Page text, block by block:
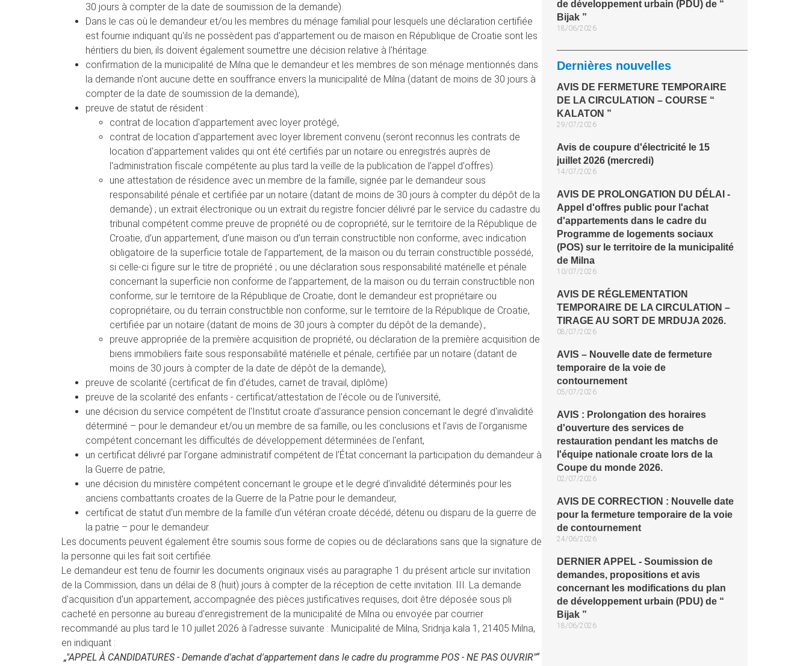
30 jours à compter de la date de soumission de la demande).
Dans le cas où le demandeur et/ou les membres du ménage familial pour lesquels une déclaration certifiée
est fournie indiquant qu'ils ne possèdent pas d'appartement ou de maison en République de Croatie sont les
héritiers du bien, ils doivent également soumettre une décision relative à l'héritage.
confirmation de la municipalité de Milna que le demandeur et les membres de son ménage mentionnés dans
la demande n'ont aucune dette en souffrance envers la municipalité de Milna (datant de moins de 30 jours à
compter de la date de soumission de la demande),
preuve de statut de résident :
contrat de location d'appartement avec loyer protégé,
contrat de location d'appartement avec loyer librement convenu (seront reconnus les contrats de
location d'appartement valides qui ont été certifiés par un notaire ou enregistrés auprès de
l'administration fiscale compétente au plus tard la veille de la publication de l'appel d'offres).
une attestation de résidence avec un membre de la famille, signée par le demandeur sous
responsabilité pénale et certifiée par un notaire (datant de moins de 30 jours à compter du dépôt de la
demande) ; un extrait électronique ou un extrait du registre foncier délivré par le service du cadastre du
tribunal compétent comme preuve de propriété ou de copropriété, sur le territoire de la République de
Croatie, d’un appartement, d’une maison ou d’un terrain constructible non conforme, avec indication
obligatoire de la superficie totale de l’appartement, de la maison ou du terrain constructible possédé,
si celle-ci figure sur le titre de propriété ; ou une déclaration sous responsabilité matérielle et pénale
concernant la superficie non conforme de l’appartement, de la maison ou du terrain constructible non
conforme, sur le territoire de la République de Croatie, dont le demandeur est propriétaire ou
copropriétaire, ou du terrain constructible non conforme, sur le territoire de la République de Croatie,
certifiée par un notaire (datant de moins de 30 jours à compter du dépôt de la demande).,
preuve appropriée de la première acquisition de propriété, ou déclaration de la première acquisition de
biens immobiliers faite sous responsabilité matérielle et pénale, certifiée par un notaire (datant de
moins de 30 jours à compter de la date de dépôt de la demande),
preuve de scolarité (certificat de fin d'études, carnet de travail, diplôme)
preuve de la scolarité des enfants - certificat/attestation de l'école ou de l'université,
une décision du service compétent de l'Institut croate d'assurance pension concernant le degré d'invalidité
déterminé – pour le demandeur et/ou un membre de sa famille, ou les conclusions et l'avis de l'organisme
compétent concernant les difficultés de développement déterminées de l'enfant,
un certificat délivré par l'organe administratif compétent de l'État concernant la participation du demandeur à
la Guerre de patrie,
une décision du ministère compétent concernant le groupe et le degré d'invalidité déterminés pour les
anciens combattants croates de la Guerre de la Patrie pour le demandeur,
certificat de statut d'un membre de la famille d'un vétéran croate décédé, détenu ou disparu de la guerre de
la patrie – pour le demandeur.
Les documents peuvent également être soumis sous forme de copies ou de déclarations sans que la signature de
la personne qui les fait soit certifiée.
Le demandeur est tenu de fournir les documents originaux visés au paragraphe 1 du présent article sur invitation
de la Commission, dans un délai de 8 (huit) jours à compter de la réception de cette invitation. III. La demande
d'acquisition d'un appartement, accompagnée des pièces justificatives requises, doit être déposée sous pli
cacheté en personne au bureau d'enregistrement de la municipalité de Milna ou envoyée par courrier
recommandé au plus tard le 10 juillet 2026 à l'adresse suivante : Municipalité de Milna, Sridnja kala 1, 21405 Milna,
en indiquant :
„"APPEL À CANDIDATURES - Demande d'achat d'appartement dans le cadre du programme POS - NE PAS OUVRIR"“
de développement urbain (PDU) de “
Bijak ”
18/06/2026
Dernières nouvelles
AVIS DE FERMETURE TEMPORAIRE
DE LA CIRCULATION – COURSE “
KALATON ”
29/07/2026
Avis de coupure d'électricité le 15
juillet 2026 (mercredi)
14/07/2026
AVIS DE PROLONGATION DU DÉLAI -
Appel d'offres public pour l'achat
d'appartements dans le cadre du
Programme de logements sociaux
(POS) sur le territoire de la municipalité
de Milna
10/07/2026
AVIS DE RÉGLEMENTATION
TEMPORAIRE DE LA CIRCULATION –
TIRAGE AU SORT DE MRDUJA 2026.
08/07/2026
AVIS – Nouvelle date de fermeture
temporaire de la voie de
contournement
05/07/2026
AVIS : Prolongation des horaires
d'ouverture des services de
restauration pendant les matchs de
l'équipe nationale croate lors de la
Coupe du monde 2026.
02/07/2026
AVIS DE CORRECTION : Nouvelle date
pour la fermeture temporaire de la voie
de contournement
24/06/2026
DERNIER APPEL - Soumission de
demandes, propositions et avis
concernant les modifications du plan
de développement urbain (PDU) de “
Bijak ”
18/06/2026